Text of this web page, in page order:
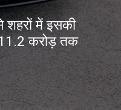
शहरों में इसकी
करोड़ तक